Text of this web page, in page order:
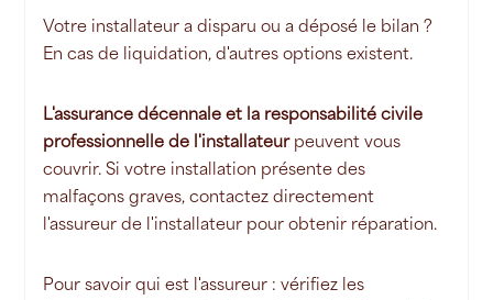
Votre installateur a disparu ou a déposé le bilan ?
En cas de liquidation, d'autres options existent.
L'assurance décennale et la responsabilité civile
professionnelle de l'installateurpeuvent vous
couvrir. Si votre installation présente des
malfaçons graves, contactez directement
l'assureur de l'installateur pour obtenir réparation.
Pour savoir qui est l'assureur : vérifiez les